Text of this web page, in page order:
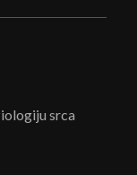
srca